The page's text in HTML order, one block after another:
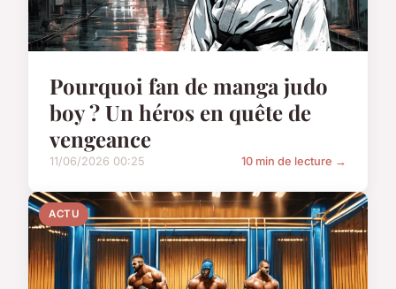
Pourquoi fan de manga judo
boy ? Un héros en quête de
vengeance
11/06/2026 00:25 10 min de lecture →
ACTU